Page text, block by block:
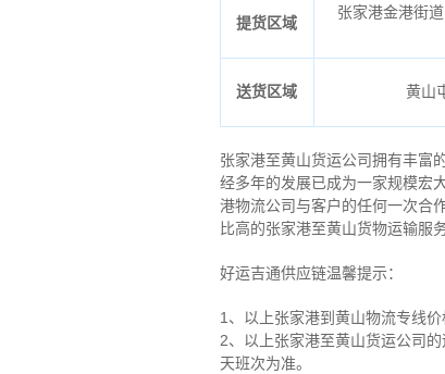
提货区域
张家港金港街
送货区域 黄山
张家港至黄山货运公司拥有丰富
经多年的发展已成为一家规模宏
港物流公司与客户的任何一次合
比高的张家港至黄山货物运输服
好运吉通供应链温馨提示：
1、以上张家港到黄山物流专线
2、以上张家港至黄山货运公司
天班次为准。